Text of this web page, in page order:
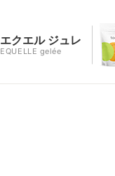
エクエル ジュレ
EQUELLE gelée